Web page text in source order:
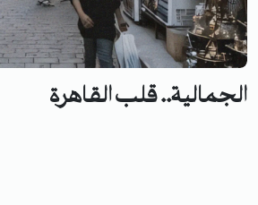
الجمالية.. قلب القاهرة